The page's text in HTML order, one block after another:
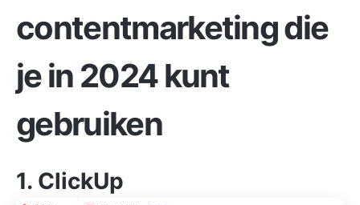
contentmarketing die
je in 2024 kunt
gebruiken
1. ClickUp